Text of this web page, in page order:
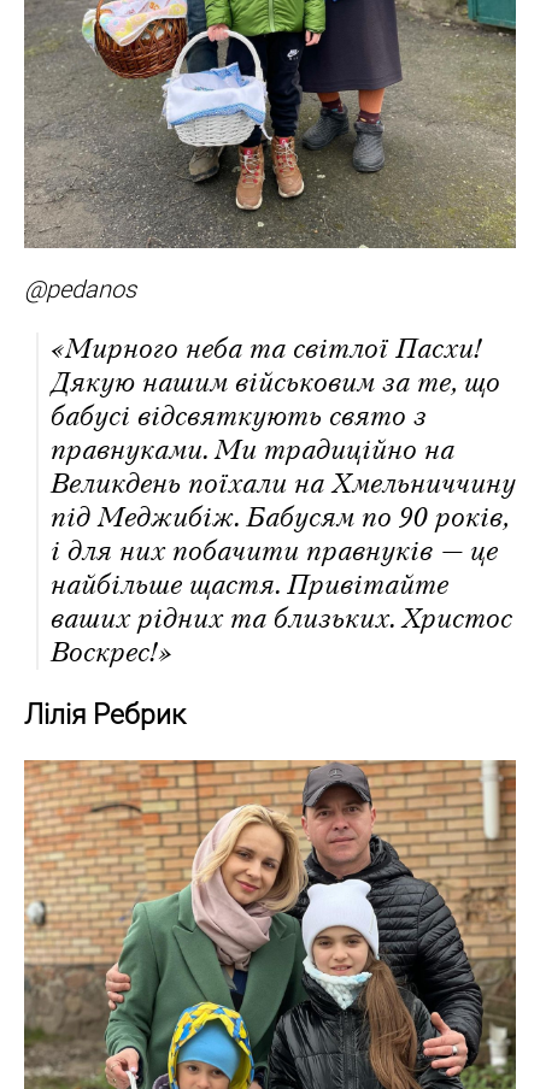
@pedanos
«Мирного неба та світлої Пасхи!
Дякую нашим військовим за те, що
бабусі відсвяткують свято з
правнуками. Ми традиційно на
Великдень поїхали на Хмельниччину
під Меджибіж. Бабусям по 90 років,
і для них побачити правнуків — це
найбільше щастя. Привітайте
ваших рідних та близьких. Христос
Воскрес!»
Лілія Ребрик